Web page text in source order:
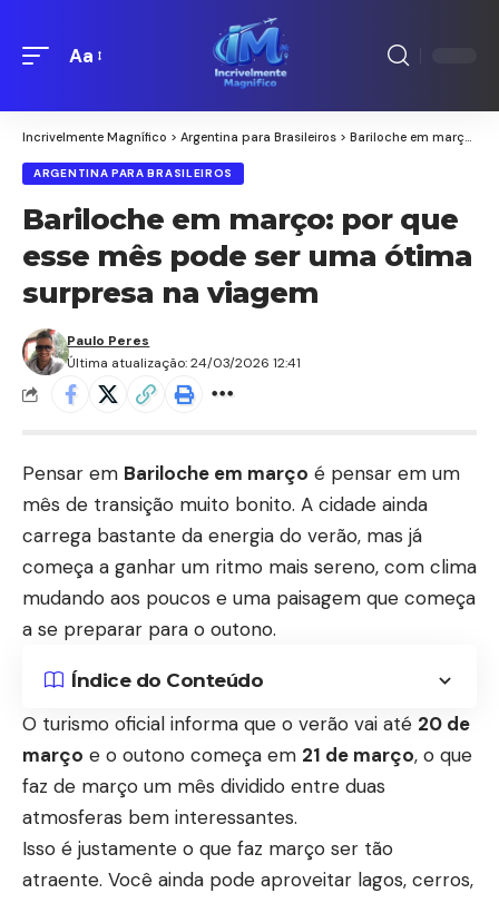
Redimensionamento
fontes
Aa
Incrivelmente Magnífico > Argentina para Brasileiros > Bariloche em março: por que esse mês pode ser uma ótima surpresa na viagem
ARGENTINA PARA BRASILEIROS
Bariloche em março: por que
esse mês pode ser uma ótima
surpresa na viagem
Última atualização: 24/03/2026 12:41
Paulo Peres
Pensar em Bariloche em março é pensar em um
mês de transição muito bonito. A cidade ainda
carrega bastante da energia do verão, mas já
começa a ganhar um ritmo mais sereno, com clima
mudando aos poucos e uma paisagem que começa
a se preparar para o outono.
Índice do Conteúdo
O turismo oficial informa que o verão vai até 20 de
março e o outono começa em 21 de março, o que
faz de março um mês dividido entre duas
atmosferas bem interessantes.
Isso é justamente o que faz março ser tão
atraente. Você ainda pode aproveitar lagos, cerros,